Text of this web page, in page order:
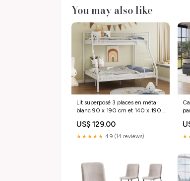
You may also like
Lit superposé 3 places en métal
blanc 90 x 190 cm et 140 x 190
US$ 129.00
★★★★★ 4.9 (14 reviews)